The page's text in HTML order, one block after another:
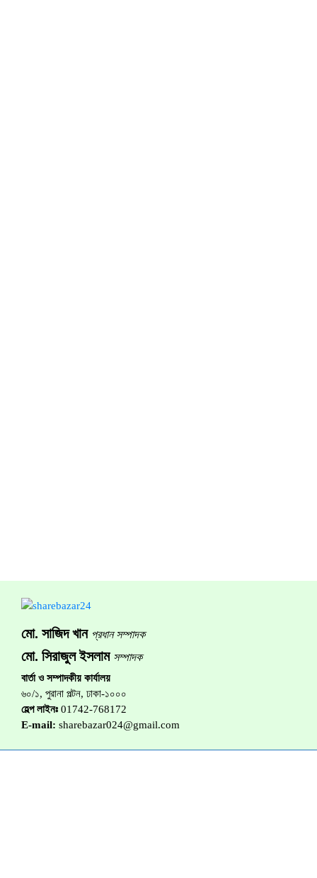
মো. সাজিদ খান প্রধান সম্পাদক
মো. সিরাজুল ইসলাম সম্পাদক
বার্তা ও সম্পাদকীয় কার্যালয়
৬০/১, পুরানা পল্টন, ঢাকা-১০০০
হেল্প লাইনঃ 01742-768172
E-mail: sharebazar024@gmail.com